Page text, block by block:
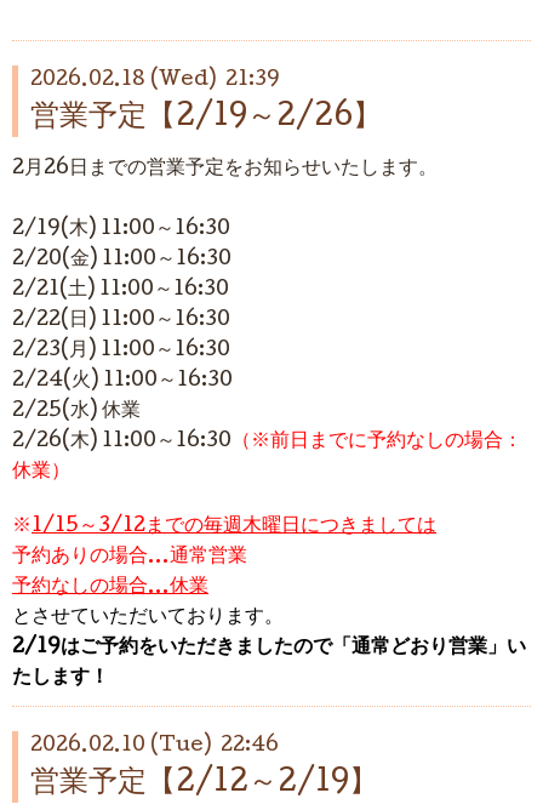
2026.02.18 (Wed) 21:39
営業予定【2/19～2/26】
2月26日までの営業予定をお知らせいたします。
2/19(木) 11:00～16:30
2/20(金) 11:00～16:30
2/21(土) 11:00～16:30
2/22(日) 11:00～16:30
2/23(月) 11:00～16:30
2/24(火) 11:00～16:30
2/25(水) 休業
2/26(木) 11:00～16:30 （※前日までに予約なしの場合：
休業）
※1/15～3/12までの毎週木曜日につきましては
予約ありの場合…通常営業
予約なしの場合…休業
とさせていただいております。
2/19はご予約をいただきましたので「通常どおり営業」い
たします！
2026.02.10 (Tue) 22:46
営業予定【2/12～2/19】